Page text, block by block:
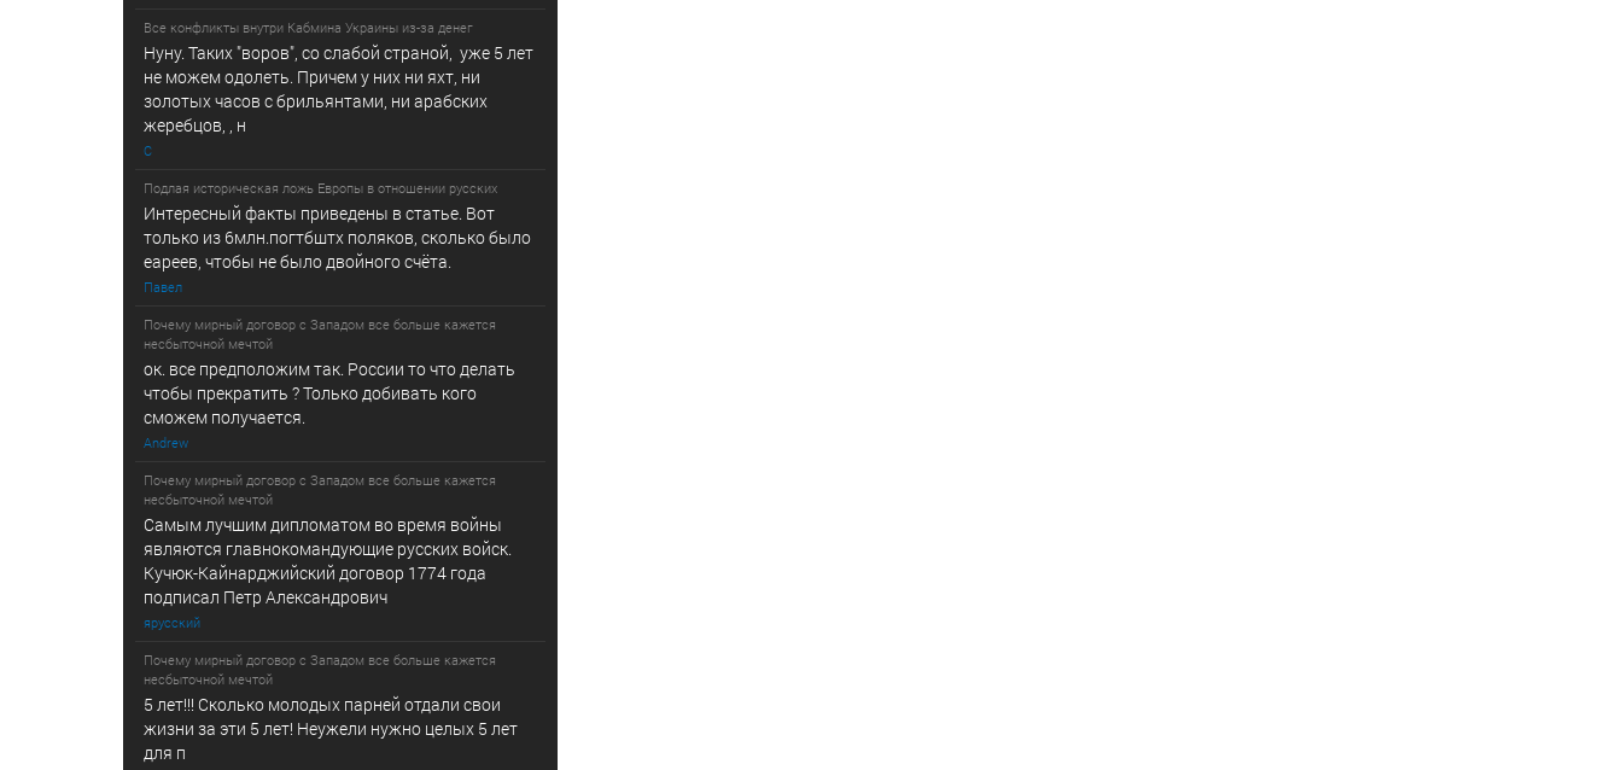
Все конфликты внутри Кабмина Украины из-за денег
Нуну. Таких "воров", со слабой страной, уже 5 лет
не можем одолеть. Причем у них ни яхт, ни
золотых часов с брильянтами, ни арабских
жеребцов, , н
С
Подлая историческая ложь Европы в отношении русских
Интересный факты приведены в статье. Вот
только из 6млн.погтбштх поляков, сколько было
еареев, чтобы не было двойного счёта.
Павел
Почему мирный договор с Западом все больше кажется
несбыточной мечтой
ок. все предположим так. России то что делать
чтобы прекратить ? Только добивать кого
сможем получается.
Andrew
Почему мирный договор с Западом все больше кажется
несбыточной мечтой
Самым лучшим дипломатом во время войны
являются главнокомандующие русских войск.
Кучюк-Кайнарджийский договор 1774 года
подписал Петр Александрович
ярусский
Почему мирный договор с Западом все больше кажется
несбыточной мечтой
5 лет!!! Сколько молодых парней отдали свои
жизни за эти 5 лет! Неужели нужно целых 5 лет
для п